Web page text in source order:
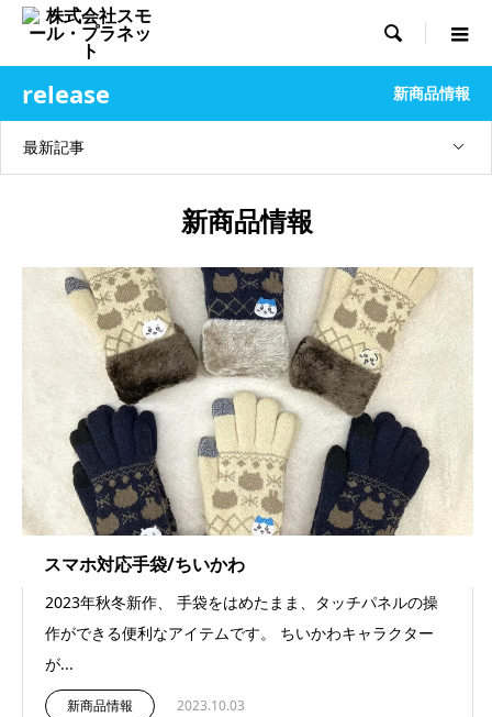

release 新商品情報
最新記事
新商品情報
スマホ対応手袋/ちいかわ
2023年秋冬新作、 手袋をはめたまま、タッチパネルの操
作ができる便利なアイテムです。 ちいかわキャラクター
が...
新商品情報 2023.10.03